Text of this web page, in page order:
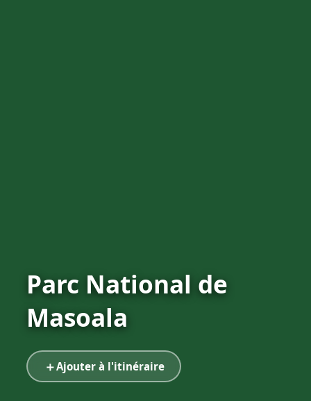
Parc National de
Masoala
＋Ajouter à l'itinéraire